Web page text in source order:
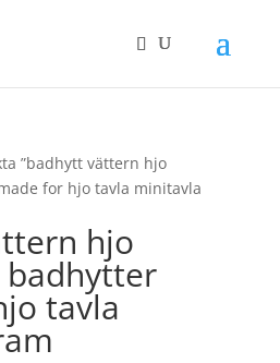
”badhytt vättern hjo
for hjo tavla minitavla
hjo
tavla